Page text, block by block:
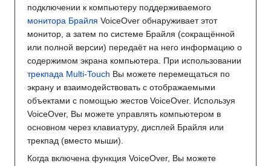
подключении к компьютеру поддерживаемого
монитора Брайля VoiceOver обнаруживает этот
монитор, а затем по системе Брайля (сокращённой
или полной версии) передаёт на него информацию о
содержимом экрана компьютера. При использовании
трекпада Multi-Touch Вы можете перемещаться по
экрану и взаимодействовать с отображаемыми
объектами с помощью жестов VoiceOver. Используя
VoiceOver, Вы можете управлять компьютером в
основном через клавиатуру, дисплей Брайля или
трекпад (вместо мыши).
Когда включена функция VoiceOver, Вы можете